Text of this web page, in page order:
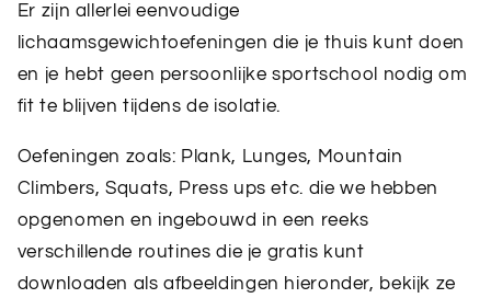
Er zijn allerlei eenvoudige
lichaamsgewichtoefeningen die je thuis kunt doen
en je hebt geen persoonlijke sportschool nodig om
fit te blijven tijdens de isolatie.
Oefeningen zoals: Plank, Lunges, Mountain
Climbers, Squats, Press ups etc. die we hebben
opgenomen en ingebouwd in een reeks
verschillende routines die je gratis kunt
downloaden als afbeeldingen hieronder, bekijk ze